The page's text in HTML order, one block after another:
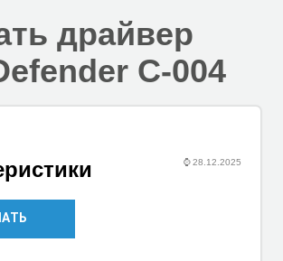
драйвер
C-004
⌚28.12.2025